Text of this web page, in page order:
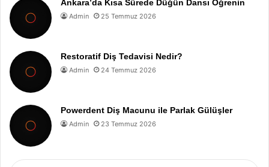
Ankara’da Kısa Sürede Düğün Dansı Öğrenin
Admin 25 Temmuz 2026
Restoratif Diş Tedavisi Nedir?
Admin 24 Temmuz 2026
Powerdent Diş Macunu ile Parlak Gülüşler
Admin 23 Temmuz 2026